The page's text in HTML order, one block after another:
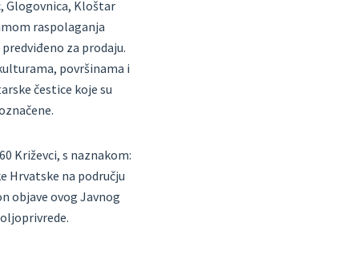
Glogovnica, Kloštar
raspolaganja
za prodaju.
površinama i
čestice koje su
Križevci, s naznakom:
Hrvatske na području
objave ovog Javnog